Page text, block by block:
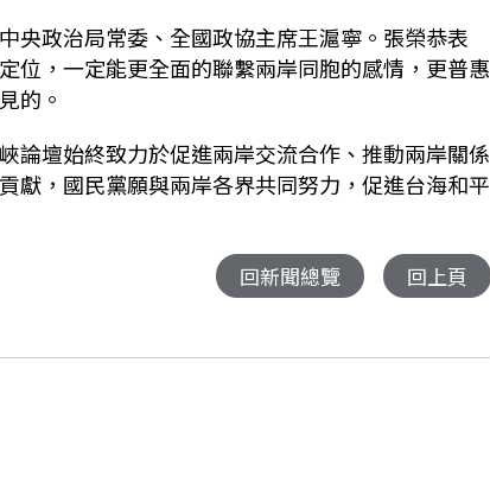
央政治局常委、全國政協主席王滬寧。張榮恭表
位，一定能更全面的聯繫兩岸同胞的感情，更普惠
的。
論壇始終致力於促進兩岸交流合作、推動兩岸關係
獻，國民黨願與兩岸各界共同努力，促進台海和平
回新聞總覽 回上頁